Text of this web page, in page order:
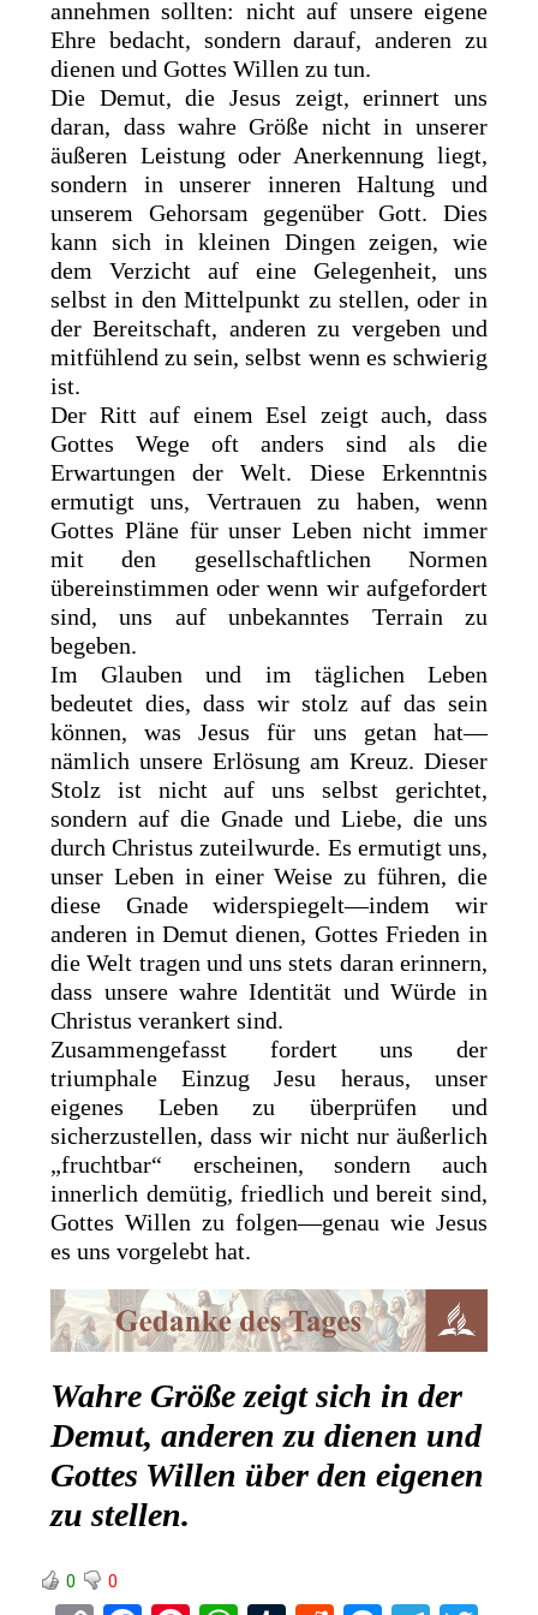
annehmen sollten: nicht auf unsere eigene
Ehre bedacht, sondern darauf, anderen zu
dienen und Gottes Willen zu tun.
Die Demut, die Jesus zeigt, erinnert uns
daran, dass wahre Größe nicht in unserer
äußeren Leistung oder Anerkennung liegt,
sondern in unserer inneren Haltung und
unserem Gehorsam gegenüber Gott. Dies
kann sich in kleinen Dingen zeigen, wie
dem Verzicht auf eine Gelegenheit, uns
selbst in den Mittelpunkt zu stellen, oder in
der Bereitschaft, anderen zu vergeben und
mitfühlend zu sein, selbst wenn es schwierig
ist.
Der Ritt auf einem Esel zeigt auch, dass
Gottes Wege oft anders sind als die
Erwartungen der Welt. Diese Erkenntnis
ermutigt uns, Vertrauen zu haben, wenn
Gottes Pläne für unser Leben nicht immer
mit den gesellschaftlichen Normen
übereinstimmen oder wenn wir aufgefordert
sind, uns auf unbekanntes Terrain zu
begeben.
Im Glauben und im täglichen Leben
bedeutet dies, dass wir stolz auf das sein
können, was Jesus für uns getan hat—
nämlich unsere Erlösung am Kreuz. Dieser
Stolz ist nicht auf uns selbst gerichtet,
sondern auf die Gnade und Liebe, die uns
durch Christus zuteilwurde. Es ermutigt uns,
unser Leben in einer Weise zu führen, die
diese Gnade widerspiegelt—indem wir
anderen in Demut dienen, Gottes Frieden in
die Welt tragen und uns stets daran erinnern,
dass unsere wahre Identität und Würde in
Christus verankert sind.
Zusammengefasst fordert uns der
triumphale Einzug Jesu heraus, unser
eigenes Leben zu überprüfen und
sicherzustellen, dass wir nicht nur äußerlich
„fruchtbar“ erscheinen, sondern auch
innerlich demütig, friedlich und bereit sind,
Gottes Willen zu folgen—genau wie Jesus
es uns vorgelebt hat.
Wahre Größe zeigt sich in der
Demut, anderen zu dienen und
Gottes Willen über den eigenen
zu stellen.
0 0